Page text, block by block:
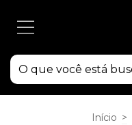
Início >